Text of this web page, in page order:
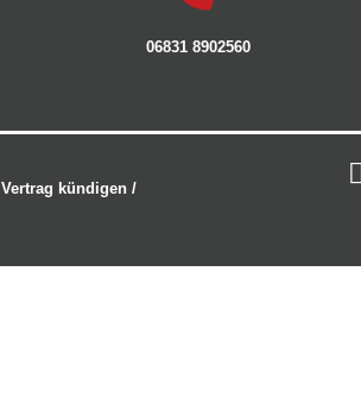
06831 8902560
Vertrag kündigen /